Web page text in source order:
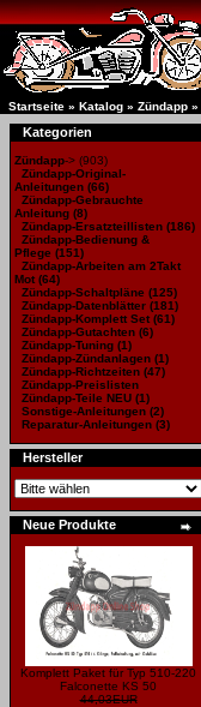
Startseite » Katalog » Zündapp »
Kategorien
Zündapp-> (903)
Zündapp-Original-
Anleitungen (66)
Zündapp-Gebrauchte
Anleitung (8)
Zündapp-Ersatzteillisten (186)
Zündapp-Bedienung &
Pflege (151)
Zündapp-Arbeiten am 2Takt
Mot (64)
Zündapp-Schaltpläne (125)
Zündapp-Datenblätter (181)
Zündapp-Komplett Set (61)
Zündapp-Gutachten (6)
Zündapp-Tuning (1)
Zündapp-Zündanlagen (1)
Zündapp-Richtzeiten (47)
Zündapp-Preislisten
Zündapp-Teile NEU (1)
Sonstige-Anleitungen (2)
Reparatur-Anleitungen (3)
Hersteller
Neue Produkte
Komplett Paket für Typ 510-220
Falconette KS 50
44,03EUR